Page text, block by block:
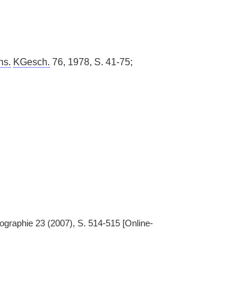
KGesch. 76, 1978, S. 41-75;
23 (2007), S. 514-515 [Online-